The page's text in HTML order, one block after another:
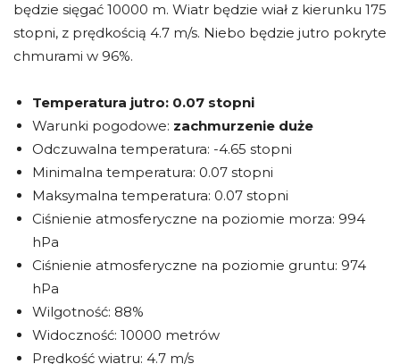
będzie sięgać 10000 m. Wiatr będzie wiał z kierunku 175
stopni, z prędkością 4.7 m/s. Niebo będzie jutro pokryte
chmurami w 96%.
Temperatura jutro: 0.07 stopni
Warunki pogodowe: zachmurzenie duże
Odczuwalna temperatura: -4.65 stopni
Minimalna temperatura: 0.07 stopni
Maksymalna temperatura: 0.07 stopni
Ciśnienie atmosferyczne na poziomie morza: 994
hPa
Ciśnienie atmosferyczne na poziomie gruntu: 974
hPa
Wilgotność: 88%
Widoczność: 10000 metrów
Prędkość wiatru: 4.7 m/s